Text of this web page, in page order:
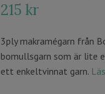
215 kr
3ply makramégarn från
bomullsgarn som är lite
ett enkeltvinnat garn.